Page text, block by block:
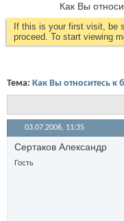
Как Вы
If this is your first visit, be
proceed. To start viewing
Тема: Как Вы относитесь к
03.07.2006, 11:35
Сертаков Александр
Гость